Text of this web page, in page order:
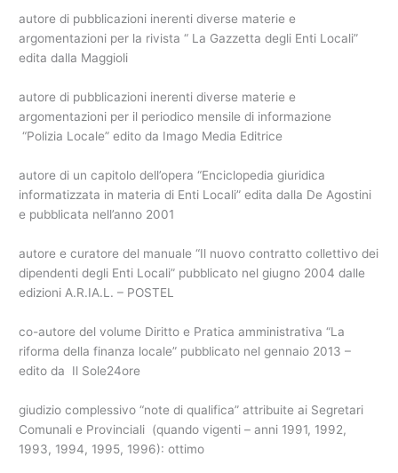
autore di pubblicazioni inerenti diverse materie e
argomentazioni per la rivista “ La Gazzetta degli Enti Locali”
edita dalla Maggioli
autore di pubblicazioni inerenti diverse materie e
argomentazioni per il periodico mensile di informazione
“Polizia Locale” edito da Imago Media Editrice
autore di un capitolo dell’opera “Enciclopedia giuridica
informatizzata in materia di Enti Locali” edita dalla De Agostini
e pubblicata nell’anno 2001
autore e curatore del manuale “Il nuovo contratto collettivo dei
dipendenti degli Enti Locali” pubblicato nel giugno 2004 dalle
edizioni A.R.IA.L. – POSTEL
co-autore del volume Diritto e Pratica amministrativa “La
riforma della finanza locale” pubblicato nel gennaio 2013 –
edito da Il Sole24ore
giudizio complessivo “note di qualifica” attribuite ai Segretari
Comunali e Provinciali (quando vigenti – anni 1991, 1992,
1993, 1994, 1995, 1996): ottimo